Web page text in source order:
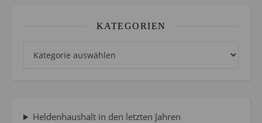
KATEGORIEN
Heldenhaushalt in den letzten Jahren